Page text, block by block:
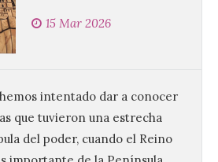
15 Mar 2026
intentado dar a conocer
que tuvieron una estrecha
del poder, cuando el Reino